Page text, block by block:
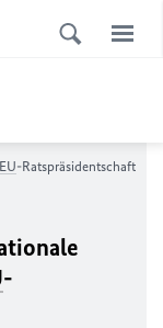
EU-Ratspräsidentschaft
-